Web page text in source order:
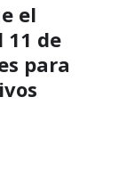
el
de
para